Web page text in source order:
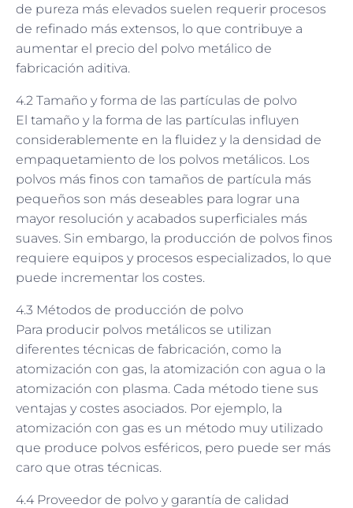
de pureza más elevados suelen requerir procesos
de refinado más extensos, lo que contribuye a
aumentar el precio del polvo metálico de
fabricación aditiva.
4.2 Tamaño y forma de las partículas de polvo
El tamaño y la forma de las partículas influyen
considerablemente en la fluidez y la densidad de
empaquetamiento de los polvos metálicos. Los
polvos más finos con tamaños de partícula más
pequeños son más deseables para lograr una
mayor resolución y acabados superficiales más
suaves. Sin embargo, la producción de polvos finos
requiere equipos y procesos especializados, lo que
puede incrementar los costes.
4.3 Métodos de producción de polvo
Para producir polvos metálicos se utilizan
diferentes técnicas de fabricación, como la
atomización con gas, la atomización con agua o la
atomización con plasma. Cada método tiene sus
ventajas y costes asociados. Por ejemplo, la
atomización con gas es un método muy utilizado
que produce polvos esféricos, pero puede ser más
caro que otras técnicas.
4.4 Proveedor de polvo y garantía de calidad